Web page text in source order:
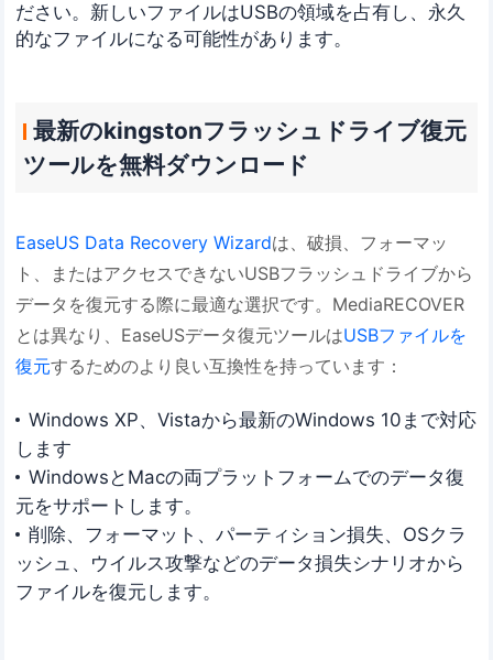
ださい。新しいファイルはUSBの領域を占有し、永久
的なファイルになる可能性があります。
最新のkingstonフラッシュドライブ復元
ツールを無料ダウンロード
EaseUS Data Recovery Wizardは、破損、フォーマッ
ト、またはアクセスできないUSBフラッシュドライブから
データを復元する際に最適な選択です。MediaRECOVER
とは異なり、EaseUSデータ復元ツールはUSBファイルを
復元するためのより良い互換性を持っています：
Windows XP、Vistaから最新のWindows 10まで対応
します
WindowsとMacの両プラットフォームでのデータ復
元をサポートします。
削除、フォーマット、パーティション損失、OSクラ
ッシュ、ウイルス攻撃などのデータ損失シナリオから
ファイルを復元します。